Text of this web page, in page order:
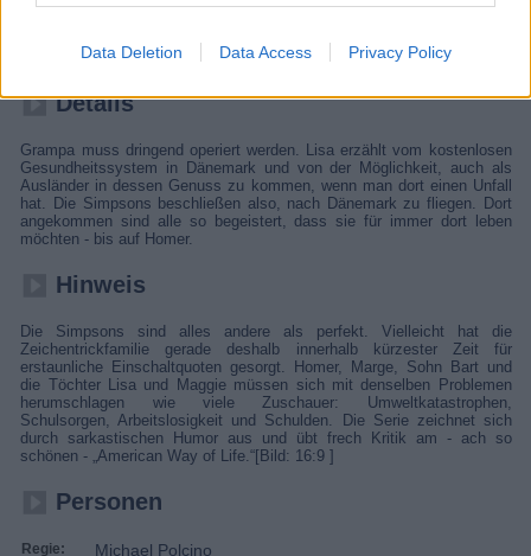
Data Deletion Data Access Privacy Policy
lassen. Die Familie Simpson mischt ihre Heimatstadt Springfield
ordentlich auf.
Details
Grampa muss dringend operiert werden. Lisa erzählt vom kostenlosen
Gesundheitssystem in Dänemark und von der Möglichkeit, auch als
Ausländer in dessen Genuss zu kommen, wenn man dort einen Unfall
hat. Die Simpsons beschließen also, nach Dänemark zu fliegen. Dort
angekommen sind alle so begeistert, dass sie für immer dort leben
möchten - bis auf Homer.
Hinweis
Die Simpsons sind alles andere als perfekt. Vielleicht hat die
Zeichentrickfamilie gerade deshalb innerhalb kürzester Zeit für
erstaunliche Einschaltquoten gesorgt. Homer, Marge, Sohn Bart und
die Töchter Lisa und Maggie müssen sich mit denselben Problemen
herumschlagen wie viele Zuschauer: Umweltkatastrophen,
Schulsorgen, Arbeitslosigkeit und Schulden. Die Serie zeichnet sich
durch sarkastischen Humor aus und übt frech Kritik am - ach so
schönen - „American Way of Life.“[Bild: 16:9 ]
Personen
Regie: Michael Polcino